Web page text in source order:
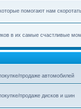
помогают нам
в их самые счастливые
продаже автомобилей
продаже дисков и шин